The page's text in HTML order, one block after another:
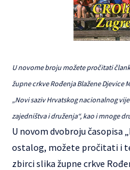
U novome broju možete pročitati
župne crkve Rođenja Blažene Djevice
„Novi saziv Hrvatskog nacionalnog
zajedništva i druženja“, kao i mnoge
U novom dvobroju časopisa
ostalog, možete pročitati i
zbirci slika župne crkve